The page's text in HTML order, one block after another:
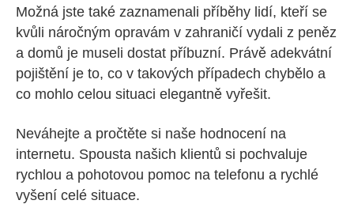
Možná jste také zaznamenali příběhy lidí, kteří se
kvůli náročným opravám v zahraničí vydali z peněz
a domů je museli dostat příbuzní. Právě adekvátní
pojištění je to, co v takových případech chybělo a
co mohlo celou situaci elegantně vyřešit.
Neváhejte a pročtěte si naše hodnocení na
internetu. Spousta našich klientů si pochvaluje
rychlou a pohotovou pomoc na telefonu a rychlé
vyšení celé situace.